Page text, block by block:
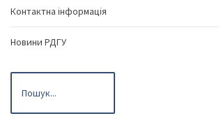
Контактна інформація
Новини РДГУ